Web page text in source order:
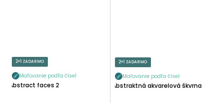
2+1 ZADARMO
Maľovanie podľa čísel
Abstract faces 2
2+1 ZADARMO
Maľovanie podľa čísel
Abstraktná akvarelová škvrna